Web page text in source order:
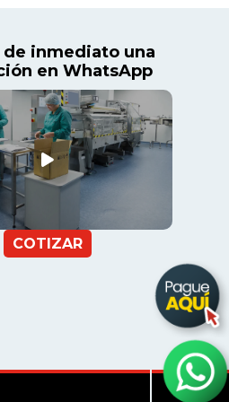
de inmediato una
en WhatsApp
COTIZAR